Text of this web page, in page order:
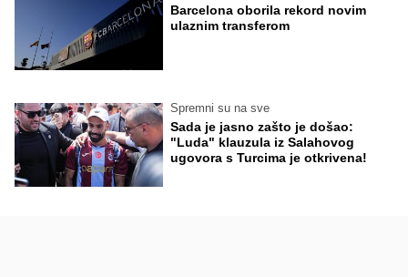
Barcelona oborila rekord novim
ulaznim transferom
Spremni su na sve
Sada je jasno zašto je došao:
"Luda" klauzula iz Salahovog
ugovora s Turcima je otkrivena!